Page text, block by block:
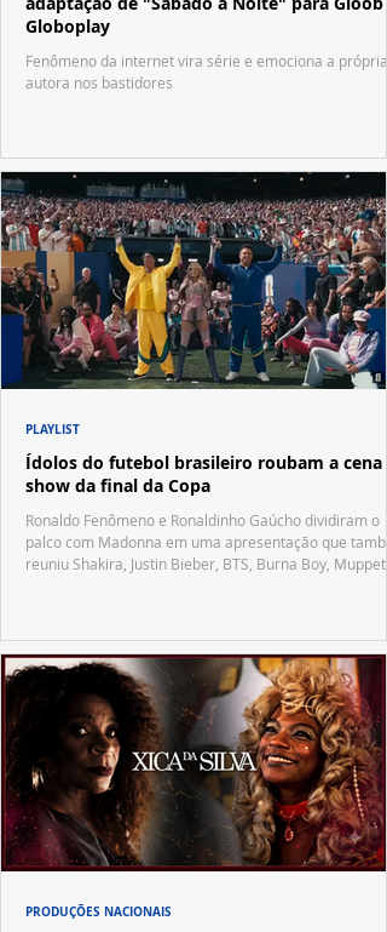
Globoplay
Fenômeno da internet vira série e emociona a própria
autora nos bastidores
Ídolos do futebol brasileiro roubam a cena
show da final da Copa
Ronaldo Fenômeno e Ronaldinho Gaúcho dividiram o
palco com Madonna em uma apresentação que
reuniu Shakira, Justin Bieber, BTS, Burna Boy, Muppets,
PLAYLIST
PRODUÇÕES NACIONAIS